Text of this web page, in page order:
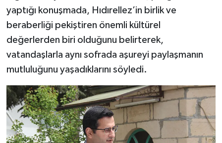
yaptığı konuşmada, Hıdırellez’in birlik ve
beraberliği pekiştiren önemli kültürel
değerlerden biri olduğunu belirterek,
vatandaşlarla aynı sofrada aşureyi paylaşmanın
mutluluğunu yaşadıklarını söyledi.